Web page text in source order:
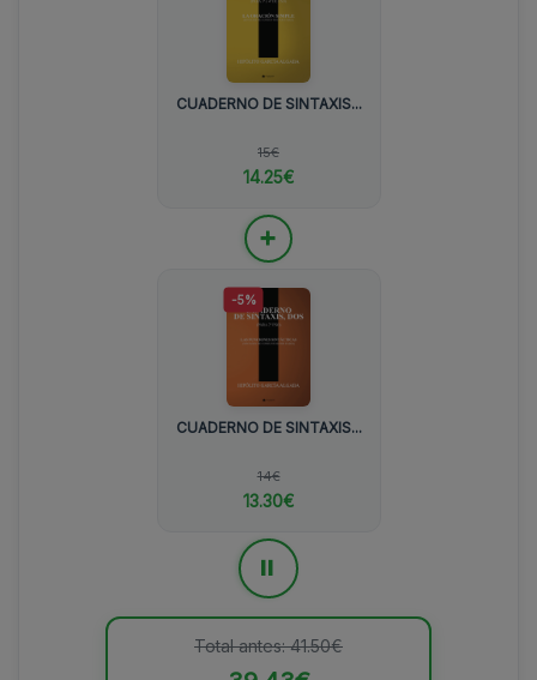
CUADERNO DE SINTAXIS...
15€
14.25€
+
-5%
CUADERNO DE SINTAXIS...
14€
13.30€
Total antes: 41.50€